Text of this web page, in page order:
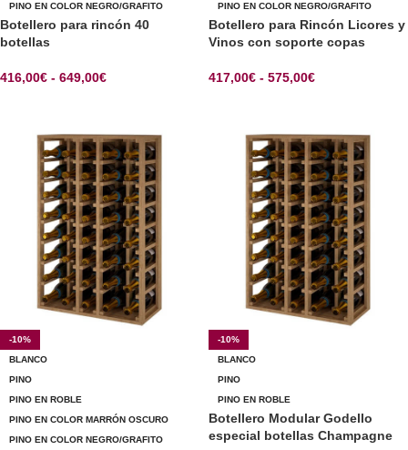
PINO EN COLOR NEGRO/GRAFITO
Botellero para rincón 40
botellas
416,00€ - 649,00€
PINO EN COLOR NEGRO/GRAFITO
Botellero para Rincón Licores y
Vinos con soporte copas
417,00€ - 575,00€
-10%
BLANCO
PINO
PINO EN ROBLE
PINO EN COLOR MARRÓN OSCURO
PINO EN COLOR NEGRO/GRAFITO
-10%
BLANCO
PINO
PINO EN ROBLE
Botellero Modular Godello
especial botellas Champagne